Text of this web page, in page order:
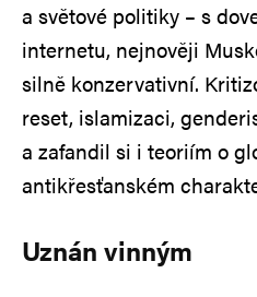
a světové politiky – s
internetu, nejnověji
silně konzervativní.
reset, islamizaci,
a zafandil si i teoriím o
antikřesťanském
Uznán vinným